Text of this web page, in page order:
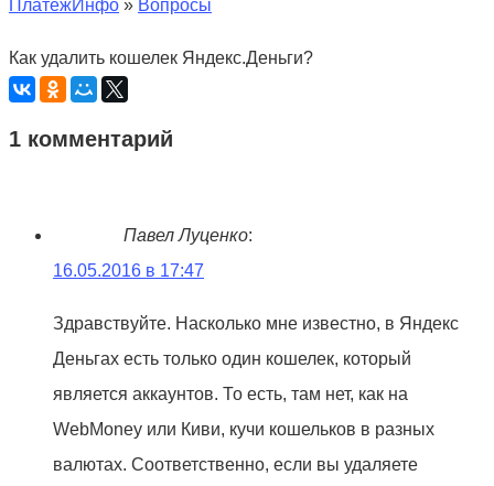
ПлатежИнфо » Вопросы
Как удалить кошелек Яндекс.Деньги?
1 комментарий
Павел Луценко:
16.05.2016 в 17:47
Здравствуйте. Насколько мне известно, в Яндекс
Деньгах есть только один кошелек, который
является аккаунтов. То есть, там нет, как на
WebMoney или Киви, кучи кошельков в разных
валютах. Соответственно, если вы удаляете